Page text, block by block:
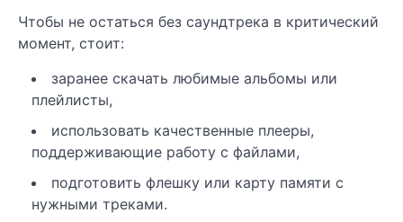
Чтобы не остаться без саундтрека в критический
момент, стоит:
заранее скачать любимые альбомы или
плейлисты,
использовать качественные плееры,
поддерживающие работу с файлами,
подготовить флешку или карту памяти с
нужными треками.